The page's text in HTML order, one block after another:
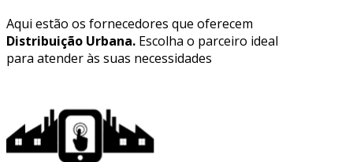
Aqui estão os fornecedores que oferecem
Distribuição Urbana. Escolha o parceiro ideal
para atender às suas necessidades